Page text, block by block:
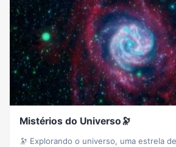
Mistérios do Universo🔭
🔭 Explorando o universo, uma estrela